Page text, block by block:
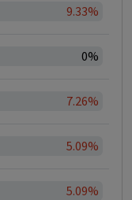
9.33%
0%
7.26%
5.09%
5.09%